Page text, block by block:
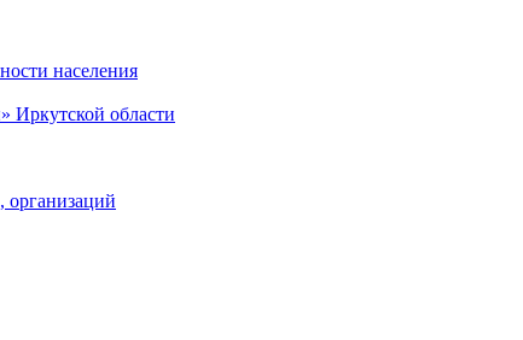
населения
Иркутской области
организаций